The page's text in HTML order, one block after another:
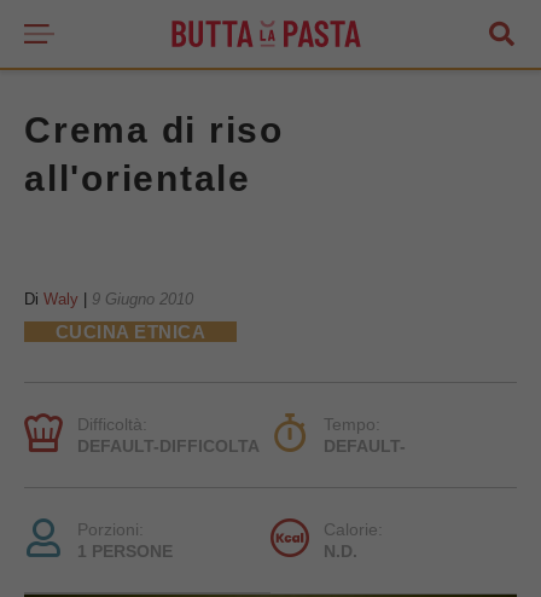
Crema di riso
all'orientale
Di Waly 9 Giugno 2010
CUCINA ETNICA
Difficoltà:
DEFAULT-DIFFICOLTA
Tempo:
DEFAULT-
Porzioni:
1 PERSONE
Calorie:
N.D.